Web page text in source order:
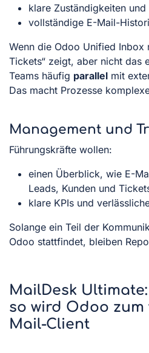
klare Zuständigkeiten und
vollständige E-Mail-
Wenn die Odoo Unified Inbox
Tickets“ zeigt, aber nicht das
Teams häufig parallel mit
Das macht Prozesse
Management und
Führungskräfte wollen:
einen Überblick, wie E-
Leads, Kunden und
klare KPIs und
Solange ein Teil der
Odoo stattfindet, bleiben
MailDesk Ultimate:
so wird Odoo
Mail-Client